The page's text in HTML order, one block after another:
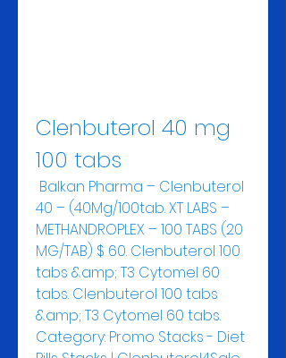
Clenbuterol 40 mg
100 tabs
40 – (40Mg/100tab. XT LABS –
METHANDROPLEX – 100 TABS (20
MG/TAB) $ 60. Clenbuterol 100
tabs &amp; T3 Cytomel 60
tabs. Clenbuterol 100 tabs
&amp; T3 Cytomel 60 tabs.
Category: Promo Stacks - Diet